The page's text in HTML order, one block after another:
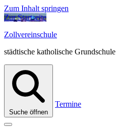
Zum Inhalt springen
Zur Startseite
Zollvereinschule
städtische katholische Grundschule
Suche öffnen
Termine